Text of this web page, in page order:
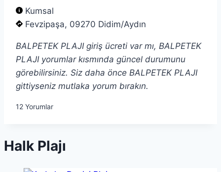
Kumsal
Fevzipaşa, 09270 Didim/Aydın
BALPETEK PLAJI giriş ücreti var mı, BALPETEK
PLAJI yorumlar kısmında güncel durumunu
görebilirsiniz. Siz daha önce BALPETEK PLAJI
gittiyseniz mutlaka yorum bırakın.
12 Yorumlar
Halk Plajı